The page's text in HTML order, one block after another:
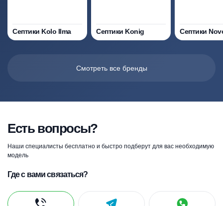
Септики Kolo Ilma Септики Konig Септики
Смотреть все бренды
Есть вопросы?
Наши специалисты бесплатно и быстро подберут для вас необходимую
модель
Где с вами связаться?